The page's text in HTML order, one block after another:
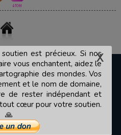
est précieux. Si nos
vous enchantent, aidez le
des mondes. Vos
et le nom de domaine,
de rester indépendant et
cœur pour votre soutien.
🙏